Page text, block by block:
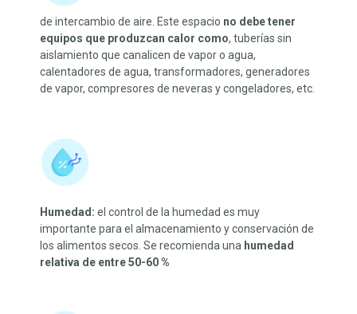
de intercambio de aire. Este espacio no debe tener
equipos que produzcan calor como, tuberías sin
aislamiento que canalicen de vapor o agua,
calentadores de agua, transformadores, generadores
de vapor, compresores de neveras y congeladores, etc.
Humedad: el control de la humedad es muy
importante para el almacenamiento y conservación de
los alimentos secos. Se recomienda una humedad
relativa de entre 50-60 %